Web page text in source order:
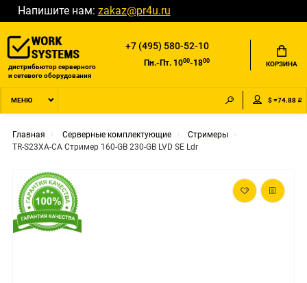
Напишите нам: zakaz@pr4u.ru
дистрибьютор серверного
и сетевого оборудования
+7 (495) 580-52-10
Пн.-Пт. 1000-1800 КОРЗИНА
МЕНЮ $ =74.88 ₽
Главная Серверные комплектующие
Стримеры
TR-S23XA-CA Стример 160-GB 230-GB LVD SE Ldr